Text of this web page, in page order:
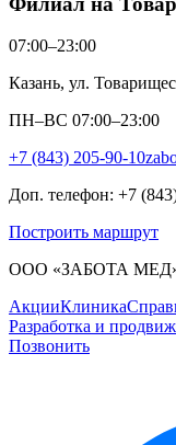
07:00–23:00
Казань, ул.
ПН–ВС 07:00–23:00
+7 (843) 205-90-10
Доп. телефон: +7
Построить маршрут
ООО «ЗАБОТА МЕД»,
АкцииКлиника
Разработка и
Позвонить